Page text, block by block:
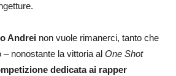
Andrei non vuole rimanerci, tanto che
nonostante la vittoria al One Shot
dedicata ai rapper